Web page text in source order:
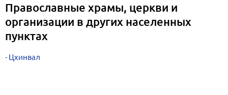
Православные храмы, церкви и
организации в других населенных
пунктах
Цхинвал